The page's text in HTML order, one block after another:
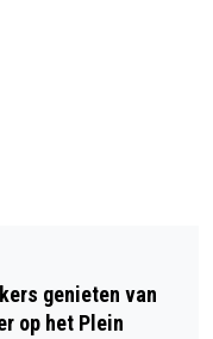
55 JAAR
(20)
genieten van
op het Plein